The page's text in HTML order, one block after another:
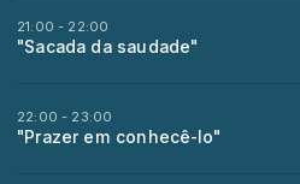
21:00 - 22:00
"Sacada da saudade"
22:00 - 23:00
"Prazer em conhecê-lo"